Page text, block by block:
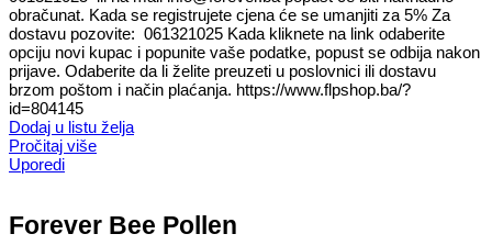
obračunat. Kada se registrujete cjena će se umanjiti za 5% Za
dostavu pozovite: 061321025 Kada kliknete na link odaberite
opciju novi kupac i popunite vaše podatke, popust se odbija nakon
prijave. Odaberite da li želite preuzeti u poslovnici ili dostavu
brzom poštom i način plaćanja. https://www.flpshop.ba/?
id=804145
Dodaj u listu želja
Pročitaj više
Uporedi
Forever Bee Pollen